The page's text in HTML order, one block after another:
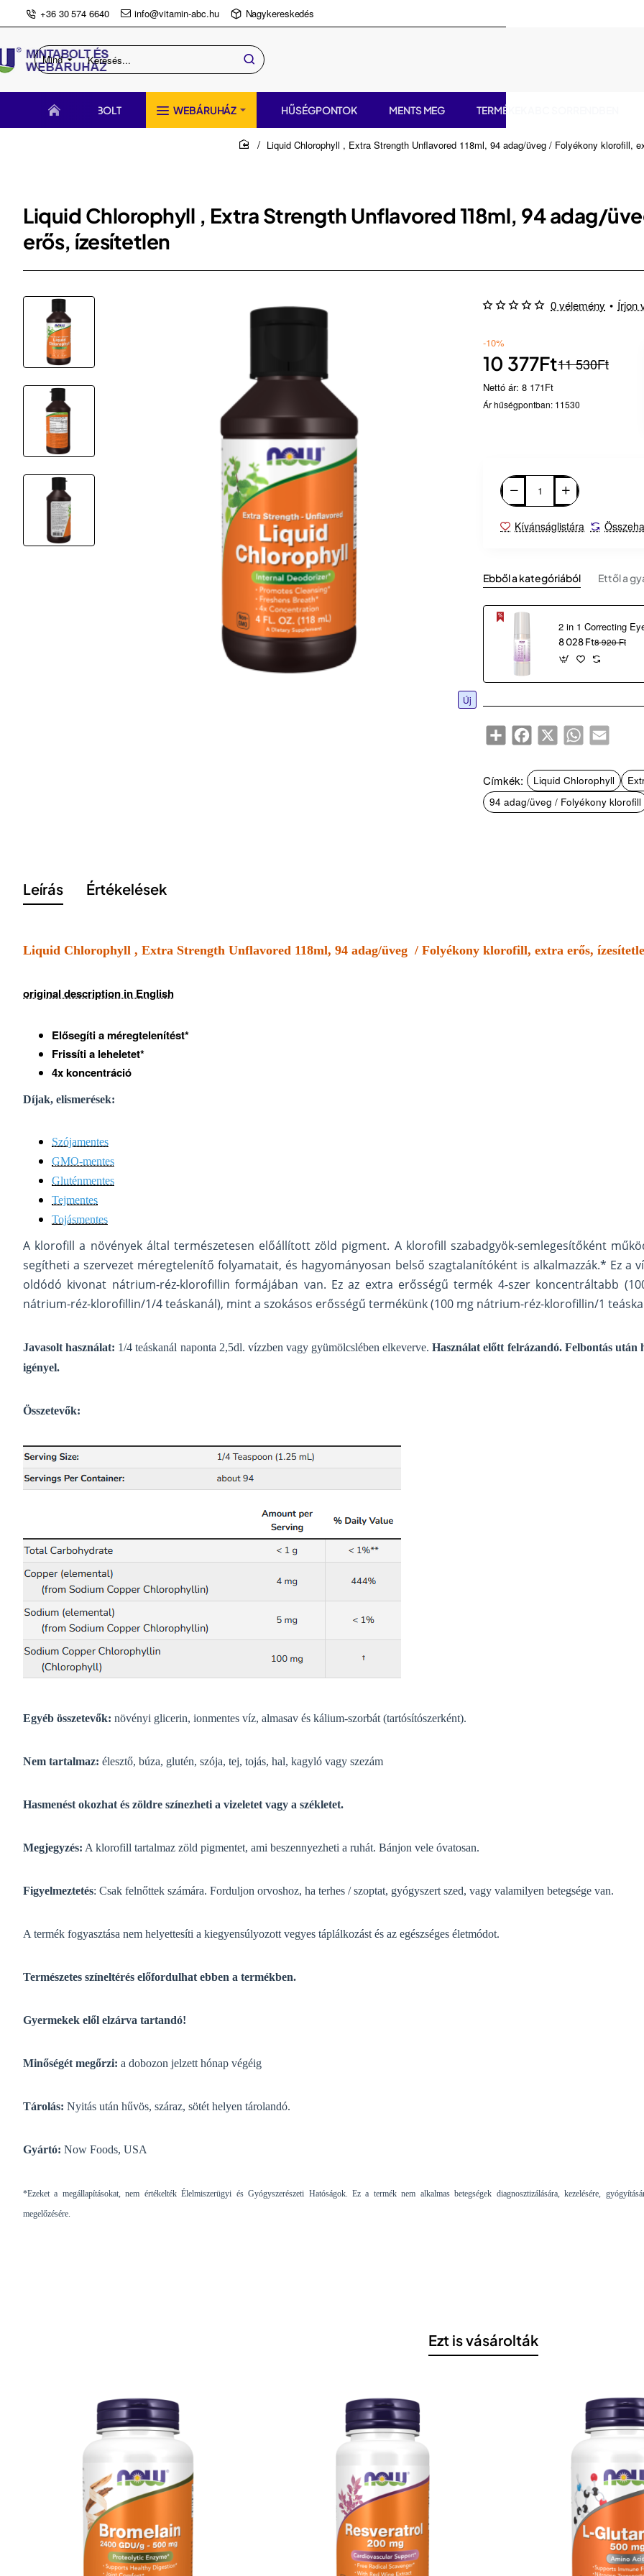
+36 30 574 6640 info@vitamin-abc.hu Nagykereskedés
Mind
Keresés...
BOLT WEBÁRUHÁZ HŰSÉGPONTOK MENTS MEG TERMÉKEK ABC SORRENDBEN
Liquid Chlorophyll , Extra Strength Unflavored 118ml, 94 adag/üveg / Folyékony klorofill,
Liquid Chlorophyll , Extra Strength Unflavored 118ml, 94 adag/
erős, ízesítetlen
Új
0 vélemény • Írjon
-10%
10 377Ft11 530Ft
Nettó ár: 8 171Ft
Ár hűségpontban: 11530
Kívánságlistára
Ebből a kategóriából Ettől a
8 028 Ft8 920 Ft
ShareFacebook
X WhatsAppEmail
Címkék: Liquid Chlorophyll
94 adag/üveg / Folyékony klorofill
Leírás Értékelések
Liquid Chlorophyll , Extra Strength Unflavored 118ml, 94 adag/üveg / Folyékony klorofill, extra erős,
original description in English
Elősegíti a méregtelenítést*
Frissíti a leheletet*
4x koncentráció
Díjak, elismerések:
Szójamentes
GMO-mentes
Gluténmentes
Tejmentes
Tojásmentes
A klorofill a növények által természetesen előállított zöld pigment. A klorofill szabadgyök-semlegesítőként
segítheti a szervezet méregtelenítő folyamatait, és hagyományosan belső szagtalanítóként is alkalmazzák.* Ez a
oldódó kivonat nátrium-réz-klorofillin formájában van. Ez az extra erősségű termék 4-szer koncentráltabb
nátrium-réz-klorofillin/1/4 teáskanál), mint a szokásos erősségű termékünk (100 mg nátrium-réz-klorofillin/1
Javasolt használat: 1/4teáskanál naponta 2,5dl. vízzben vagy gyümölcslében elkeverve.Használat előtt felrázandó. Felbontás után
igényel.
Összetevők:
Egyéb összetevők: növényi glicerin, ionmentes víz, almasav és kálium-szorbát (tartósítószerként).
Nem tartalmaz: élesztő, búza, glutén, szója, tej, tojás, hal, kagyló vagy szezám
Hasmenést okozhat és zöldre színezheti a vizeletet vagy a székletet.
Megjegyzés: A klorofill tartalmaz zöld pigmentet, ami beszennyezheti a ruhát. Bánjon vele óvatosan.
Figyelmeztetés: Csak felnőttek számára. Forduljon orvoshoz, ha terhes / szoptat, gyógyszert szed, vagy valamilyen betegsége van.
A termék fogyasztása nem helyettesíti a kiegyensúlyozott vegyes táplálkozást és az egészséges életmódot.
Természetes színeltérés előfordulhat ebben a termékben.
Gyermekek elől elzárva tartandó!
Minőségét megőrzi: a dobozon jelzett hónap végéig
Tárolás: Nyitás után hűvös, száraz, sötét helyen tárolandó.
Gyártó: Now Foods, USA
*Ezeket a megállapításokat, nem értékelték Élelmiszerügyi és Gyógyszerészeti Hatóságok. Ez a termék nem alkalmas betegségek diagnosztizálására, kezelésére,
megelőzésére.
Ezt is vásárolták